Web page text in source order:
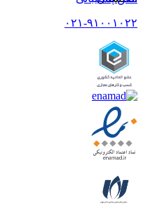
۰۲۱-۹۱۰۰۱۰۲۲